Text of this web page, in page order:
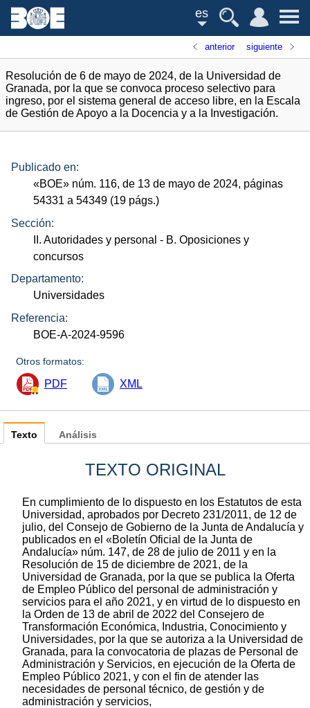
es
anterior siguiente
Resolución de 6 de mayo de 2024, de la Universidad de
Granada, por la que se convoca proceso selectivo para
ingreso, por el sistema general de acceso libre, en la Escala
de Gestión de Apoyo a la Docencia y a la Investigación.
Publicado en:
«BOE» núm. 116, de 13 de mayo de 2024, páginas
54331 a 54349 (19 págs.)
Sección:
II. Autoridades y personal - B. Oposiciones y
concursos
Departamento:
Universidades
Referencia:
BOE-A-2024-9596
Otros formatos:
PDF XML
Texto
TEXTO ORIGINAL
En cumplimiento de lo dispuesto en los Estatutos de esta
Universidad, aprobados por Decreto 231/2011, de 12 de
julio, del Consejo de Gobierno de la Junta de Andalucía y
publicados en el «Boletín Oficial de la Junta de
Andalucía» núm. 147, de 28 de julio de 2011 y en la
Resolución de 15 de diciembre de 2021, de la
Universidad de Granada, por la que se publica la Oferta
de Empleo Público del personal de administración y
servicios para el año 2021, y en virtud de lo dispuesto en
la Orden de 13 de abril de 2022 del Consejero de
Transformación Económica, Industria, Conocimiento y
Universidades, por la que se autoriza a la Universidad de
Granada, para la convocatoria de plazas de Personal de
Administración y Servicios, en ejecución de la Oferta de
Empleo Público 2021, y con el fin de atender las
necesidades de personal técnico, de gestión y de
administración y servicios,
Análisis